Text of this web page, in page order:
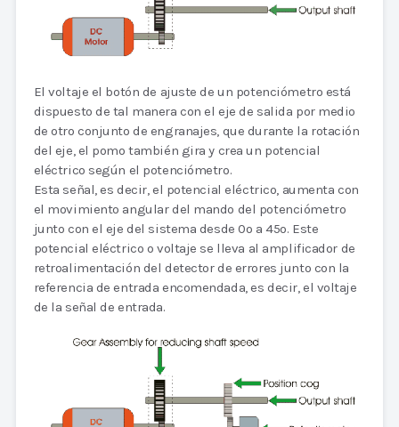
El voltaje el botón de ajuste de un potenciómetro está
dispuesto de tal manera con el eje de salida por medio
de otro conjunto de engranajes, que durante la rotación
del eje, el pomo también gira y crea un potencial
eléctrico según el potenciómetro.
Esta señal, es decir, el potencial eléctrico, aumenta con
el movimiento angular del mando del potenciómetro
junto con el eje del sistema desde 0o a 45o. Este
potencial eléctrico o voltaje se lleva al amplificador de
retroalimentación del detector de errores junto con la
referencia de entrada encomendada, es decir, el voltaje
de la señal de entrada.